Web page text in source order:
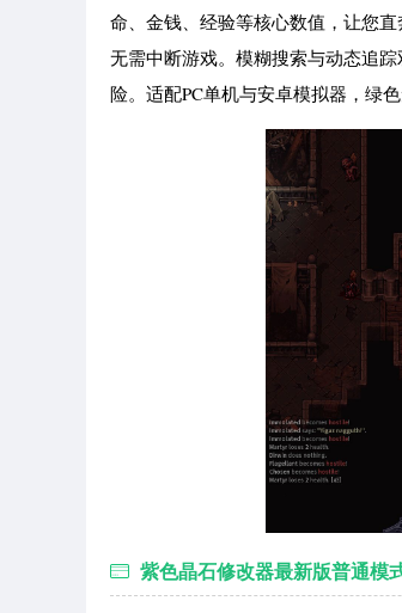
命、金钱、经验等核心数值，让您
无需中断游戏。模糊搜索与动态追
险。适配PC单机与安卓模拟器，绿
紫色晶石修改器最新版普通模